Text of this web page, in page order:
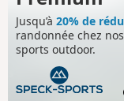
vers la vallée.
Jusqu’à 20% de
randonnée chez
sports outdoor.